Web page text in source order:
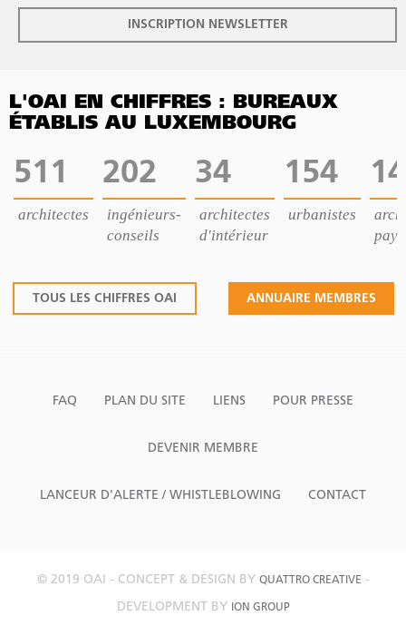
INSCRIPTION NEWSLETTER
L'OAI EN CHIFFRES : BUREAUX
ÉTABLIS AU LUXEMBOURG
511
architectes
202
ingénieurs-
conseils
34
architectes
d'intérieur
154
urbanistes
14
TOUS LES CHIFFRES OAI ANNUAIRE MEMBRES
FAQ PLAN DU SITE LIENS POUR PRESSE
DEVENIR MEMBRE
LANCEUR D'ALERTE / WHISTLEBLOWING CONTACT
© 2019 OAI - CONCEPT & DESIGN BY QUATTRO CREATIVE -
DEVELOPMENT BY ION GROUP